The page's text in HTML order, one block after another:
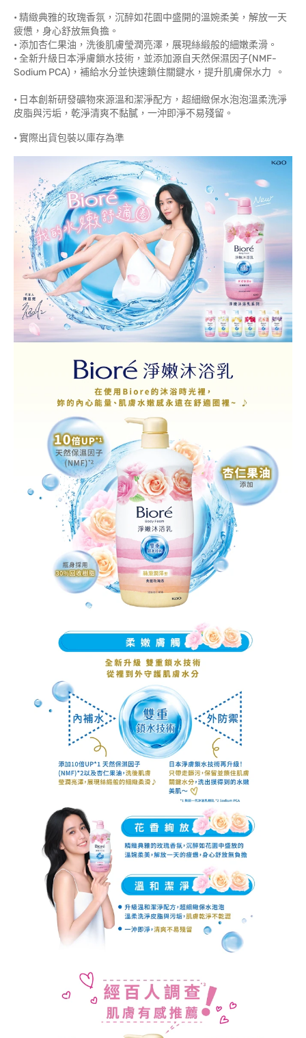
• 精緻典雅的玫瑰香氛，沉醉如花園中盛開的溫婉柔美，解放一天
疲憊，身心舒放無負擔。
• 添加杏仁果油，洗後肌膚瑩潤亮澤，展現絲緞般的細嫩柔滑。
• 全新升級日本淨膚鎖水技術，並添加源自天然保濕因子(NMF-
Sodium PCA)，補給水分並快速鎖住關鍵水，提升肌膚保水力 。
• 日本創新研發礦物來源溫和潔淨配方，超細緻保水泡泡溫柔洗淨
皮脂與污垢，乾淨清爽不黏膩，一沖即淨不易殘留。
• 實際出貨包裝以庫存為準